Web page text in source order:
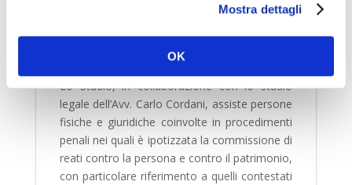
Mostra dettagli
OK
Assistenza in ambito penale
Lo Studio, in collaborazione con lo studio
legale dell’Avv. Carlo Cordani, assiste persone
fisiche e giuridiche coinvolte in procedimenti
penali nei quali è ipotizzata la commissione di
reati contro la persona e contro il patrimonio,
con particolare riferimento a quelli contestati